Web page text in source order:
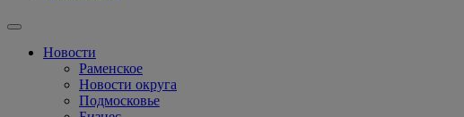
Новости
Раменское
Новости округа
Подмосковье